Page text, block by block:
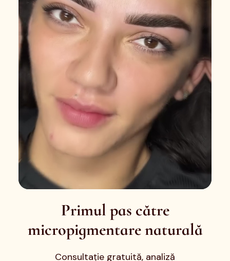
Primul pas către
micropigmentare naturală
Consultație gratuită, analiză